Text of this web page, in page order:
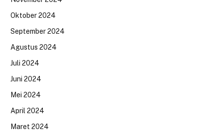
Oktober 2024
September 2024
Agustus 2024
Juli 2024
Juni 2024
Mei 2024
April 2024
Maret 2024